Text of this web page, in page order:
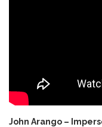
John Arango –